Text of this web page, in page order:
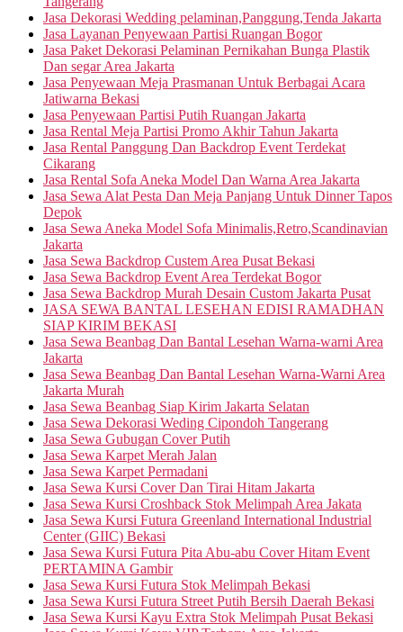
Jasa Dekorasi Wedding pelaminan,Panggung,Tenda Jakarta
Jasa Layanan Penyewaan Partisi Ruangan Bogor
Jasa Paket Dekorasi Pelaminan Pernikahan Bunga Plastik
Dan segar Area Jakarta
Jasa Penyewaan Meja Prasmanan Untuk Berbagai Acara
Jatiwarna Bekasi
Jasa Penyewaan Partisi Putih Ruangan Jakarta
Jasa Rental Meja Partisi Promo Akhir Tahun Jakarta
Jasa Rental Panggung Dan Backdrop Event Terdekat
Cikarang
Jasa Rental Sofa Aneka Model Dan Warna Area Jakarta
Jasa Sewa Alat Pesta Dan Meja Panjang Untuk Dinner Tapos
Depok
Jasa Sewa Aneka Model Sofa Minimalis,Retro,Scandinavian
Jakarta
Jasa Sewa Backdrop Custem Area Pusat Bekasi
Jasa Sewa Backdrop Event Area Terdekat Bogor
Jasa Sewa Backdrop Murah Desain Custom Jakarta Pusat
JASA SEWA BANTAL LESEHAN EDISI RAMADHAN
SIAP KIRIM BEKASI
Jasa Sewa Beanbag Dan Bantal Lesehan Warna-warni Area
Jakarta
Jasa Sewa Beanbag Dan Bantal Lesehan Warna-Warni Area
Jakarta Murah
Jasa Sewa Beanbag Siap Kirim Jakarta Selatan
Jasa Sewa Dekorasi Weding Cipondoh Tangerang
Jasa Sewa Gubugan Cover Putih
Jasa Sewa Karpet Merah Jalan
Jasa Sewa Karpet Permadani
Jasa Sewa Kursi Cover Dan Tirai Hitam Jakarta
Jasa Sewa Kursi Croshback Stok Melimpah Area Jakata
Jasa Sewa Kursi Futura Greenland International Industrial
Center (GIIC) Bekasi
Jasa Sewa Kursi Futura Pita Abu-abu Cover Hitam Event
PERTAMINA Gambir
Jasa Sewa Kursi Futura Stok Melimpah Bekasi
Jasa Sewa Kursi Futura Street Putih Bersih Daerah Bekasi
Jasa Sewa Kursi Kayu Extra Stok Melimpah Pusat Bekasi